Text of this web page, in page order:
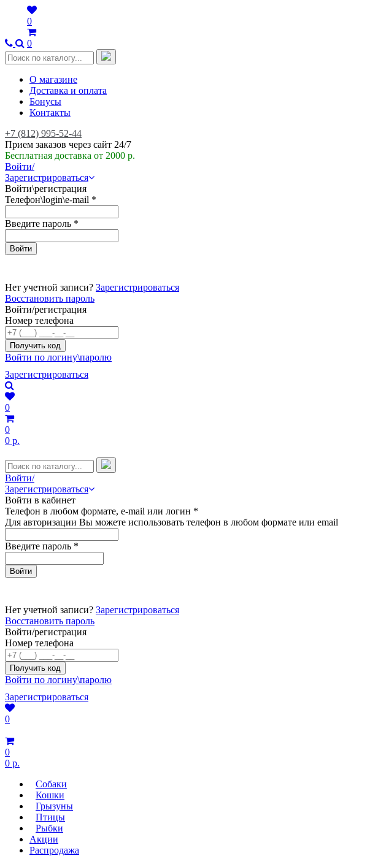
0
0
О магазине
Доставка и оплата
Бонусы
Контакты
+7 (812) 995-52-44
Прием заказов через сайт 24/7
Бесплатная доставка от 2000 р.
Войти/
Зарегистрироваться
Войти\регистрация
Телефон\login\e-mail *
Введите пароль *
Нет учетной записи? Зарегистрироваться
Восстановить пароль
Войти/регистрация
Номер телефона
Войти по логину\паролю
Зарегистрироваться
0
0
0 р.
Войти/
Зарегистрироваться
Войти в кабинет
Телефон в любом формате, e-mail или логин *
Для авторизации Вы можете использовать телефон в любом формате или email
Введите пароль *
Нет учетной записи? Зарегистрироваться
Восстановить пароль
Войти/регистрация
Номер телефона
Войти по логину\паролю
Зарегистрироваться
0
0
0 р.
Собаки
Кошки
Грызуны
Птицы
Рыбки
Акции
Распродажа